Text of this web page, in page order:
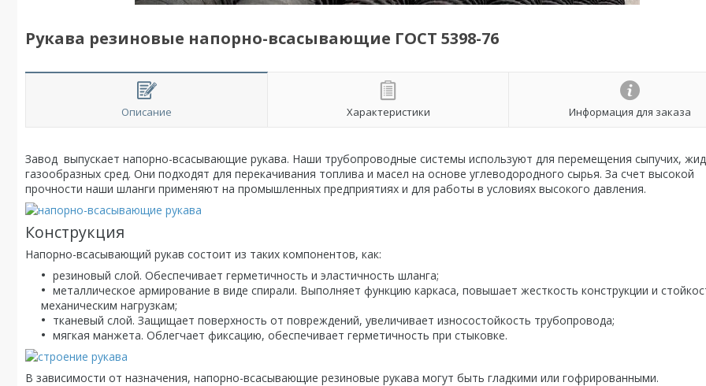
Рукава резиновые напорно-всасывающие ГОСТ 5398-76
Описание Характеристики Информация для заказа
Завод выпускает напорно-всасывающие рукава. Наши трубопроводные системы используют для перемещения сыпучих,
газообразных сред. Они подходят для перекачивания топлива и масел на основе углеводородного сырья. За счет высокой
прочности наши шланги применяют на промышленных предприятиях и для работы в условиях высокого давления.
Конструкция
Напорно-всасывающий рукав состоит из таких компонентов, как:
резиновый слой. Обеспечивает герметичность и эластичность шланга;
металлическое армирование в виде спирали. Выполняет функцию каркаса, повышает жесткость конструкции и
механическим нагрузкам;
тканевый слой. Защищает поверхность от повреждений, увеличивает износостойкость трубопровода;
мягкая манжета. Облегчает фиксацию, обеспечивает герметичность при стыковке.
В зависимости от назначения, напорно-всасывающие резиновые рукава могут быть гладкими или гофрированными.